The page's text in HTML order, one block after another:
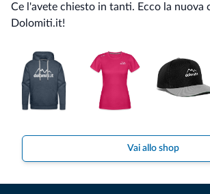
Ce l'avete chiesto in tanti. Ecco la nuova
Dolomiti.it!
Vai allo shop